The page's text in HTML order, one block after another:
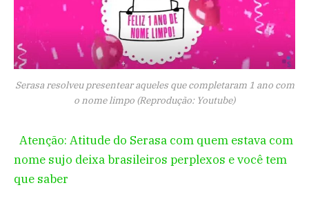
Serasa resolveu presentear aqueles que completaram 1 ano com
o nome limpo (Reprodução: Youtube)
Atenção: Atitude do Serasa com quem estava com
nome sujo deixa brasileiros perplexos e você tem
que saber